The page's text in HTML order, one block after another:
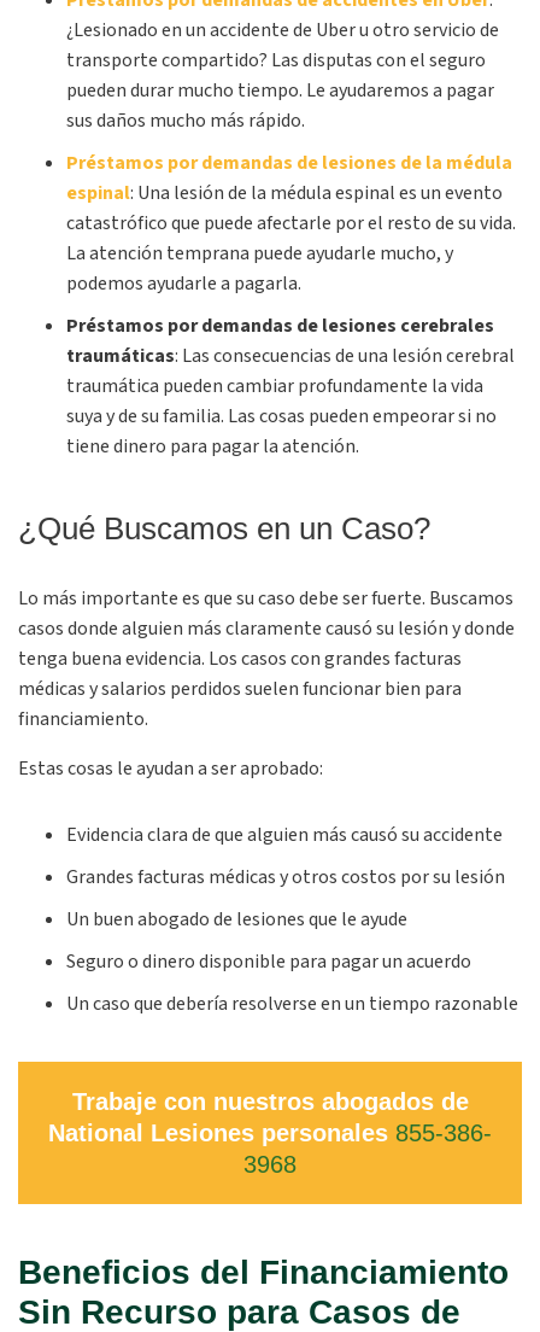
¿Lesionado en un accidente de Uber u otro servicio de
transporte compartido? Las disputas con el seguro
pueden durar mucho tiempo. Le ayudaremos a pagar
sus daños mucho más rápido.
Préstamos por demandas de lesiones de la médula
espinal: Una lesión de la médula espinal es un evento
catastrófico que puede afectarle por el resto de su vida.
La atención temprana puede ayudarle mucho, y
podemos ayudarle a pagarla.
Préstamos por demandas de lesiones cerebrales
traumáticas: Las consecuencias de una lesión cerebral
traumática pueden cambiar profundamente la vida
suya y de su familia. Las cosas pueden empeorar si no
tiene dinero para pagar la atención.
¿Qué Buscamos en un Caso?
Lo más importante es que su caso debe ser fuerte. Buscamos
casos donde alguien más claramente causó su lesión y donde
tenga buena evidencia. Los casos con grandes facturas
médicas y salarios perdidos suelen funcionar bien para
financiamiento.
Estas cosas le ayudan a ser aprobado:
Evidencia clara de que alguien más causó su accidente
Grandes facturas médicas y otros costos por su lesión
Un buen abogado de lesiones que le ayude
Seguro o dinero disponible para pagar un acuerdo
Un caso que debería resolverse en un tiempo razonable
Trabaje con nuestros abogados de
National Lesiones personales 855-386-
3968
Beneficios del Financiamiento
Sin Recurso para Casos de